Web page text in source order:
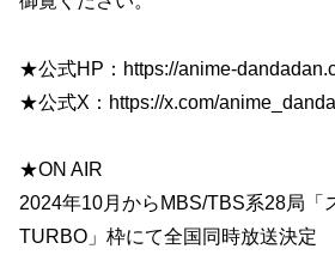
★公式HP：https://anime-
★公式X：https://x.com/
★ON AIR
2024年10月からMBS/TBS系28局「
TURBO」枠にて全国同時放送決定